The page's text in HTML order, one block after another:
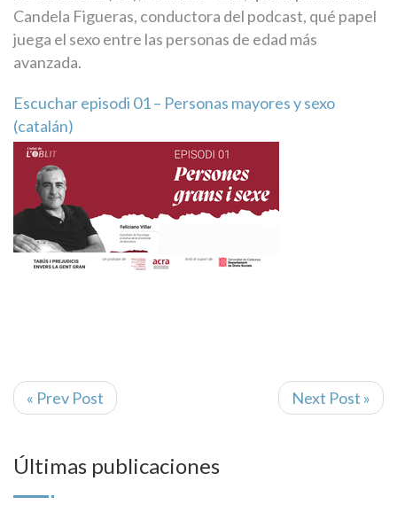
Candela Figueras, conductora del podcast, qué papel
juega el sexo entre las personas de edad más
avanzada.
Escuchar episodi 01 – Personas mayores y sexo
(catalán)
« Prev Post Next Post »
Últimas publicaciones